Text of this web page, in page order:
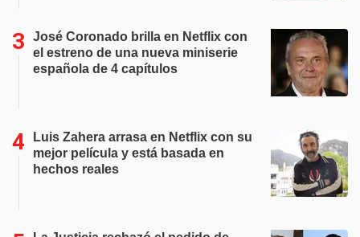
José Coronado brilla en Netflix con
el estreno de una nueva miniserie
española de 4 capítulos
Luis Zahera arrasa en Netflix con su
mejor película y está basada en
hechos reales